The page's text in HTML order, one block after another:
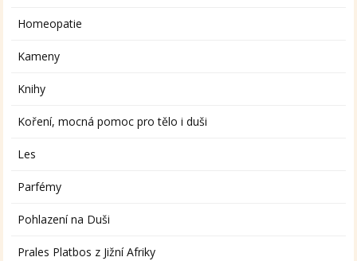
Homeopatie
Kameny
Knihy
Koření, mocná pomoc pro tělo i duši
Les
Parfémy
Pohlazení na Duši
Prales Platbos z Jižní Afriky